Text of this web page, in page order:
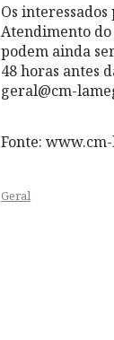
Os
Atendimento do
podem ainda
48 horas antes
geral@cm-
Fonte:
Geral